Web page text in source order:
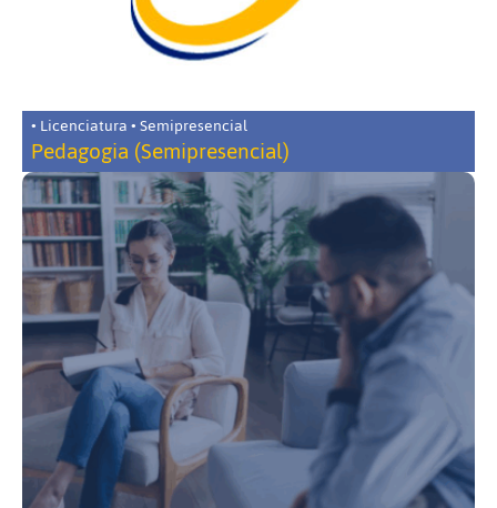
• Licenciatura • Semipresencial
Pedagogia (Semipresencial)